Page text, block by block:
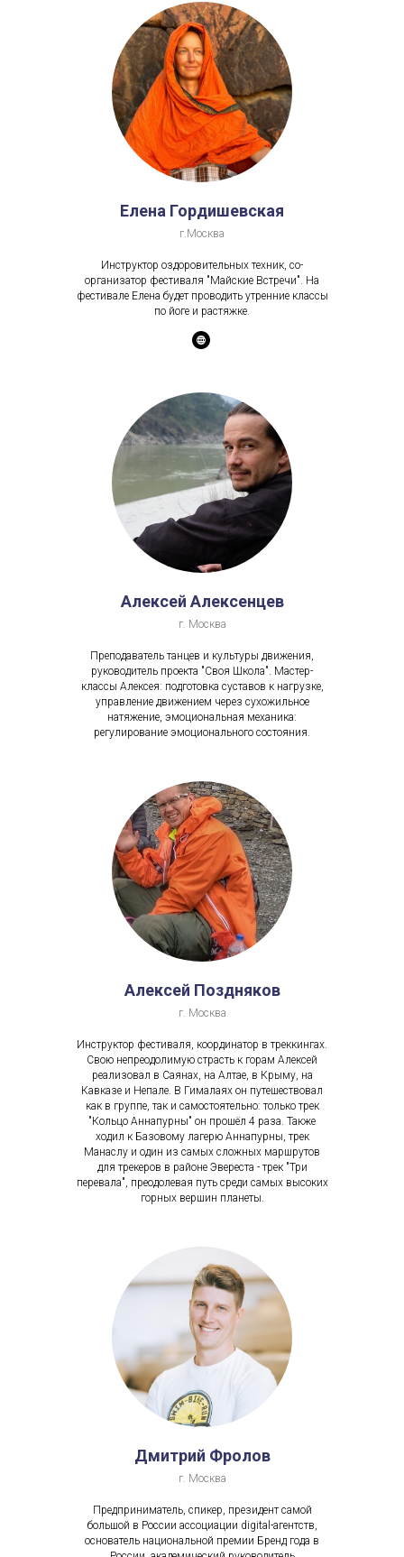
Елена Гордишевская
г.Москва
Инструктор оздоровительных техник, со-
организатор фестиваля "Майские Встречи". На
фестивале Елена будет проводить утренние классы
по йоге и растяжке.
Алексей Алексенцев
г. Москва
Преподаватель танцев и культуры движения,
руководитель проекта "Своя Школа". Мастер-
классы Алексея: подготовка суставов к нагрузке,
управление движением через сухожильное
натяжение, эмоциональная механика:
регулирование эмоционального состояния.
Алексей Поздняков
г. Москва
Инструктор фестиваля, координатор в треккингах.
Свою непреодолимую страсть к горам Алексей
реализовал в Саянах, на Алтае, в Крыму, на
Кавказе и Непале. В Гималаях он путешествовал
как в группе, так и самостоятельно: только трек
"Кольцо Аннапурны" он прошёл 4 раза. Также
ходил к Базовому лагерю Аннапурны, трек
Манаслу и один из самых сложных маршрутов
для трекеров в районе Эвереста - трек "Три
перевала", преодолевая путь среди самых высоких
горных вершин планеты.
Дмитрий Фролов
г. Москва
Предприниматель, спикер, президент самой
большой в России ассоциации digital-агентств,
основатель национальной премии Бренд года в